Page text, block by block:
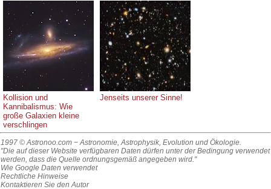
Kollision und
Kannibalismus: Wie
große Galaxien kleine
verschlingen
Jenseits unserer Sinne!
1997 © Astronoo.com − Astronomie, Astrophysik, Evolution und Ökologie.
"Die auf dieser Website verfügbaren Daten dürfen unter der Bedingung verwendet
werden, dass die Quelle ordnungsgemäß angegeben wird."
Wie Google Daten verwendet
Rechtliche Hinweise
Kontaktieren Sie den Autor